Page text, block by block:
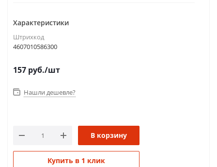
Характеристики
Штрихкод
4607010586300
157 руб./шт
Нашли дешевле?
В корзину
Купить в 1 клик